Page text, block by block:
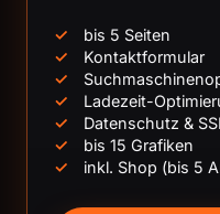
bis 5 Seiten
Kontaktformular
Ladezeit-
Datenschutz &
bis 15 Grafiken
inkl. Shop (bis 5